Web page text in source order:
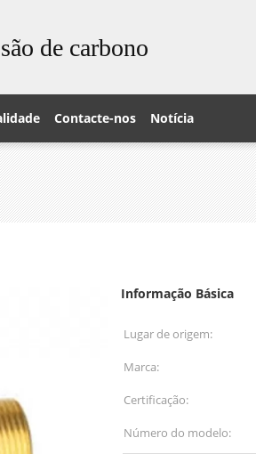
de carbono
Contacte-nos Notícia
Informação Básica
Lugar de origem:
Marca:
Certificação:
Número do modelo: